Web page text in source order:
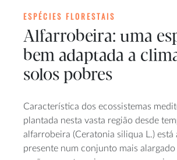
ESPÉCIES FLORESTAIS
Alfarrobeira: uma
bem adaptada a
solos pobres
Característica dos ecossistemas
plantada nesta vasta região desde
alfarrobeira (Ceratonia siliqua L.) está
presente num conjunto mais alargado